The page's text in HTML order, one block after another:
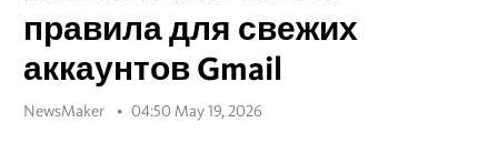
правила для свежих
аккаунтов Gmail
NewsMaker 04:50 May 19, 2026